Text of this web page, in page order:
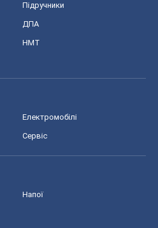
Підручники
ДПА
НМТ
Електромобілі
Сервіс
Напої